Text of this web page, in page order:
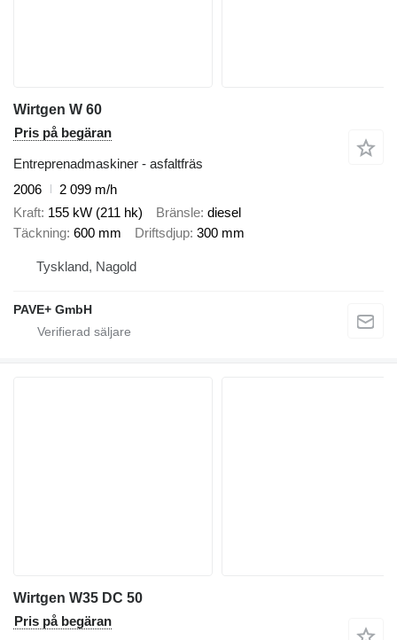
Wirtgen W 60
Pris på begäran
Entreprenadmaskiner - asfaltfräs
2006
2 099 m/h
Kraft 155 kW (211 hk) Bränsle diesel
Täckning 600 mm Driftsdjup 300 mm
Tyskland, Nagold
PAVE+ GmbH
Wirtgen W35 DC 50
Pris på begäran